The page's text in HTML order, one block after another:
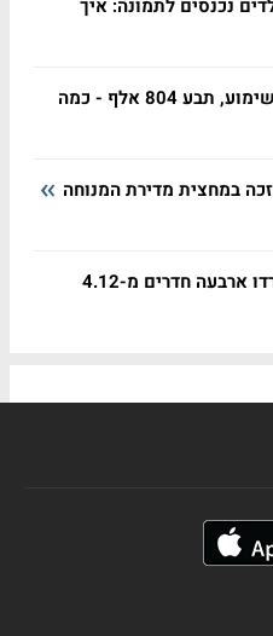
נכנסים לתמונה: איך
פוטר אחרי 29 שנה בלי שימוע, תבע 804 אלף - כמה
תל בנימין: באותו בניין ירדו ארבעה חדרים מ-4.12